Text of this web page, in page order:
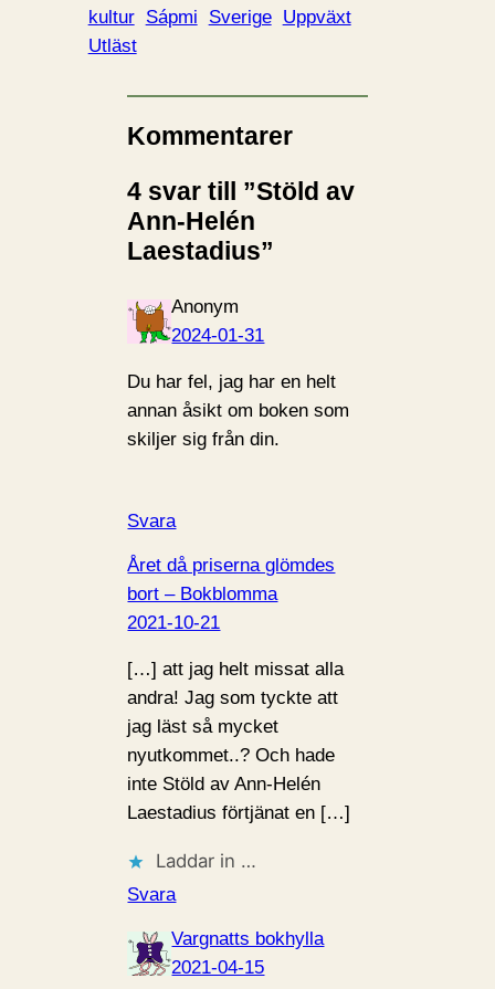
kultur Sápmi Sverige Uppväxt
Utläst
Kommentarer
4 svar till ”Stöld av
Ann-Helén
Laestadius”
Anonym
2024-01-31
Du har fel, jag har en helt
annan åsikt om boken som
skiljer sig från din.
Svara
Året då priserna glömdes
bort – Bokblomma
2021-10-21
[…] att jag helt missat alla
andra! Jag som tyckte att
jag läst så mycket
nyutkommet..? Och hade
inte Stöld av Ann-Helén
Laestadius förtjänat en […]
Laddar in …
Svara
Vargnatts bokhylla
2021-04-15